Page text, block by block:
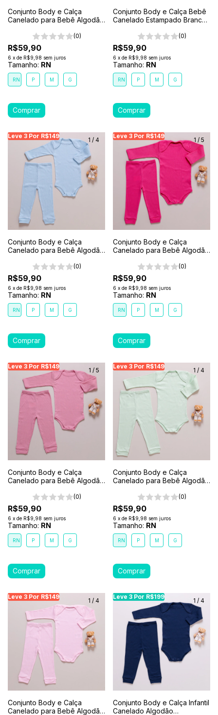
Conjunto Body e Calça
Canelado para Bebê Algodão
(0)
R$59,90
6 x de R$9,98 sem juros
Tamanho: RN
RN P M G
Conjunto Body e Calça Bebê
Canelado Estampado Branco-
(0)
R$59,90
6 x de R$9,98 sem juros
Tamanho: RN
RN P M G
Leve 3 Por R$149
Leve 3 Por R$149 Leve 3 Por R$149 Leve
1 / 4
Conjunto Body e Calça
Canelado para Bebê Algodão
(0)
R$59,90
6 x de R$9,98 sem juros
Tamanho: RN
RN P M G
Leve 3 Por R$149
Leve 3 Por R$149
1 / 5
Conjunto Body e Calça
Canelado para Bebê Algodão
(0)
R$59,90
6 x de R$9,98 sem juros
Tamanho: RN
RN P M G
Leve 3 Por R$149
Leve 3 Por R$149 Leve 3 Por R$149 Leve
1 / 5
Conjunto Body e Calça
Canelado para Bebê Algodão
(0)
R$59,90
6 x de R$9,98 sem juros
Tamanho: RN
RN P M G
Leve 3 Por R$149
Leve 3 Por R$149
1 / 4
Conjunto Body e Calça
Canelado para Bebê Algodão
(0)
R$59,90
6 x de R$9,98 sem juros
Tamanho: RN
RN P M G
Leve 3 Por R$149
Leve 3 Por R$149 Leve 3 Por R$149 Leve
1 / 4
Conjunto Body e Calça
Canelado para Bebê Algodão
Leve 3 Por R$199
Leve 3 Por R$199
1 / 4
Conjunto Body e Calça Infantil
Canelado Algodão